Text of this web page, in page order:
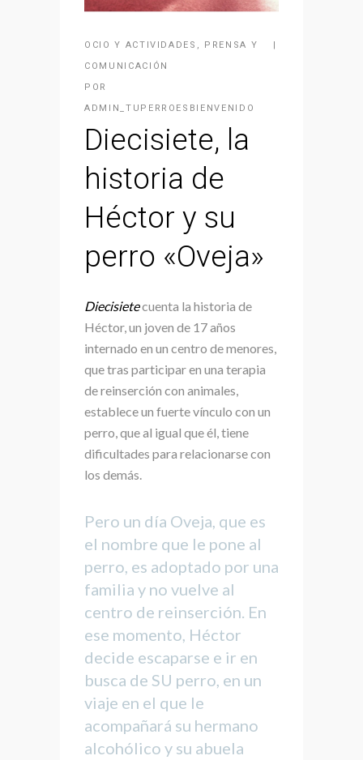
OCIO Y ACTIVIDADES ,
PRENSA Y
COMUNICACIÓN
POR
ADMIN_TUPERROESBIENVENIDO
Diecisiete, la
historia de
Héctor y su
perro «Oveja»
Diecisietecuenta la historia de
Héctor, un joven de 17 años
internado en un centro de menores,
que tras participar en una terapia
de reinserción con animales,
establece un fuerte vínculo con un
perro, que al igual que él, tiene
dificultades para relacionarse con
los demás.
Pero un día Oveja, que es
el nombre que le pone al
perro, es adoptado por una
familia y no vuelve al
centro de reinserción. En
ese momento, Héctor
decide escaparse e ir en
busca de SU perro, en un
viaje en el que le
acompañará su hermano
alcohólico y su abuela